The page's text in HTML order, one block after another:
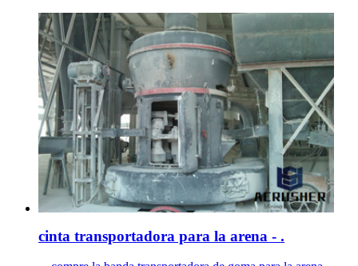
cinta transportadora para la arena - .